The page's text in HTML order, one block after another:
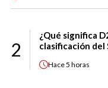
2
¿Qué significa
clasificación del
Hace5 horas